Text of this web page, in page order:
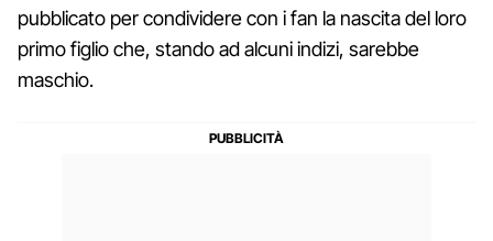
pubblicato per condividere con i fan la nascita del loro
primo figlio che, stando ad alcuni indizi, sarebbe
maschio.